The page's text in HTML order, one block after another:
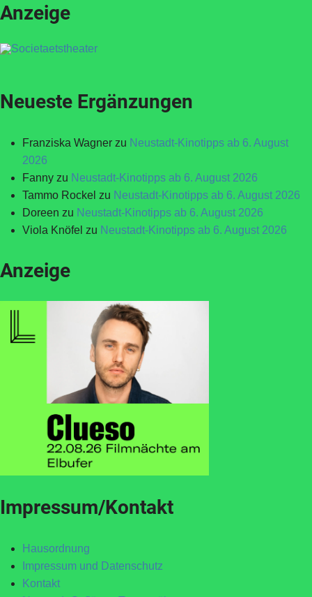
Anzeige
Neueste Ergänzungen
Franziska Wagner zu Neustadt-Kinotipps ab 6. August
2026
Fanny zu Neustadt-Kinotipps ab 6. August 2026
Tammo Rockel zu Neustadt-Kinotipps ab 6. August 2026
Doreen zu Neustadt-Kinotipps ab 6. August 2026
Viola Knöfel zu Neustadt-Kinotipps ab 6. August 2026
Anzeige
Impressum/Kontakt
Hausordnung
Impressum und Datenschutz
Kontakt